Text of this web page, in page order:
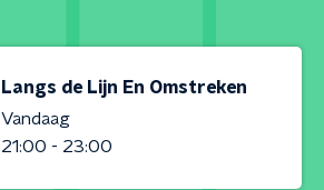
Langs de Lijn En Omstreken
Vandaag
21:00 - 23:00